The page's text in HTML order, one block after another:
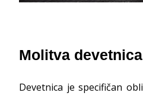
Molitva
Devetnica je specifičan